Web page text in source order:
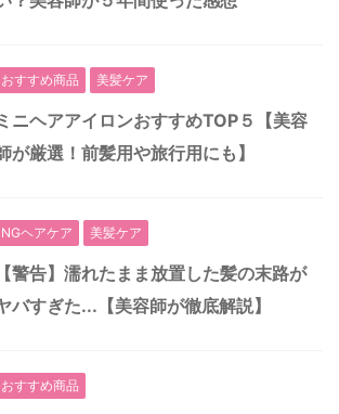
おすすめ商品 美髪ケア
ミニヘアアイロンおすすめTOP５【美容
が厳選！前髪用や旅行用にも】
NGヘアケア 美髪ケア
【警告】濡れたまま放置した髪の末路が
バすぎた...【美容師が徹底解説】
おすすめ商品